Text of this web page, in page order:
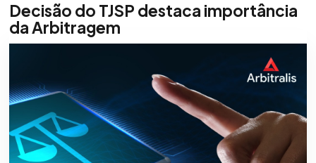
Decisão do TJSP destaca importância
da Arbitragem